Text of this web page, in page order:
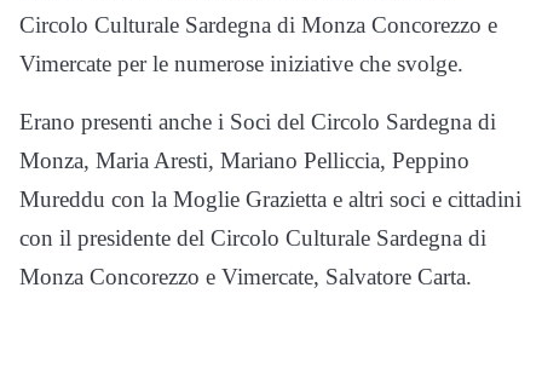
Circolo Culturale Sardegna di Monza Concorezzo e
Vimercate per le numerose iniziative che svolge.
Erano presenti anche i Soci del Circolo Sardegna di
Monza, Maria Aresti, Mariano Pelliccia, Peppino
Mureddu con la Moglie Grazietta e altri soci e cittadini
con il presidente del Circolo Culturale Sardegna di
Monza Concorezzo e Vimercate, Salvatore Carta.